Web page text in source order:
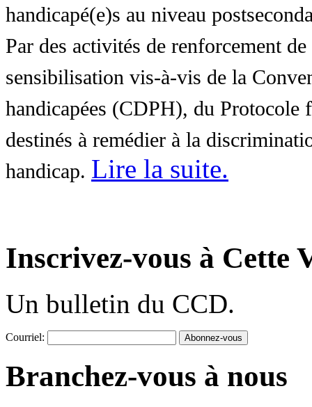
handicapé(e)s au niveau
Par des activités de renforcement
sensibilisation vis-à-vis de la
handicapées (CDPH), du Protocole
destinés à remédier à la
handicap. Lire la suite.
Inscrivez-vous à Cette
Un bulletin du CCD.
Courriel:
Branchez-vous à nous